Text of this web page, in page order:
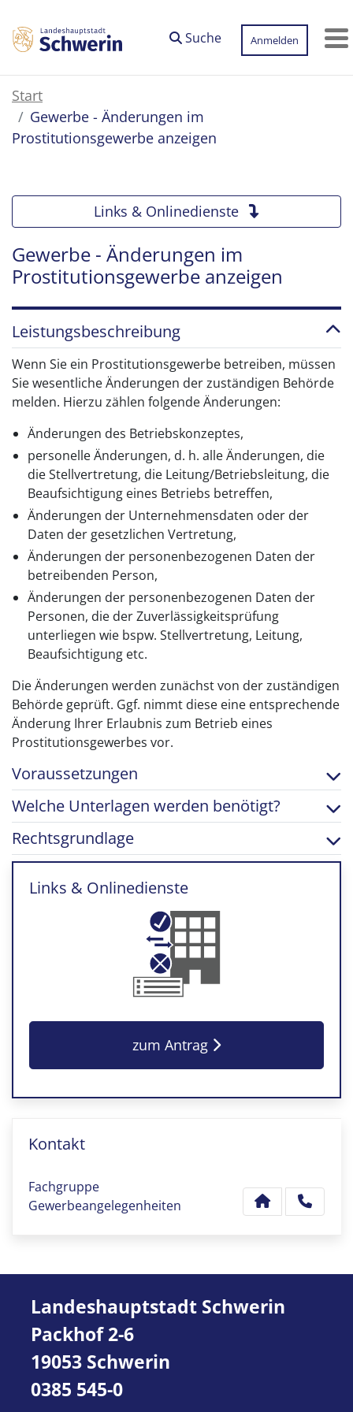
Suche
Anmelden
Start
Gewerbe - Änderungen im
Prostitutionsgewerbe anzeigen
Links & Onlinedienste
Gewerbe - Änderungen im
Prostitutionsgewerbe anzeigen
Leistungsbeschreibung
Wenn Sie ein Prostitutionsgewerbe betreiben, müssen
Sie wesentliche Änderungen der zuständigen Behörde
melden. Hierzu zählen folgende Änderungen:
Änderungen des Betriebskonzeptes,
personelle Änderungen, d. h. alle Änderungen, die
die Stellvertretung, die Leitung/Betriebsleitung, die
Beaufsichtigung eines Betriebs betreffen,
Änderungen der Unternehmensdaten oder der
Daten der gesetzlichen Vertretung,
Änderungen der personenbezogenen Daten der
betreibenden Person,
Änderungen der personenbezogenen Daten der
Personen, die der Zuverlässigkeitsprüfung
unterliegen wie bspw. Stellvertretung, Leitung,
Beaufsichtigung etc.
Die Änderungen werden zunächst von der zuständigen
Behörde geprüft. Ggf. nimmt diese eine entsprechende
Änderung Ihrer Erlaubnis zum Betrieb eines
Prostitutionsgewerbes vor.
Voraussetzungen
Welche Unterlagen werden benötigt?
Rechtsgrundlage
Links & Onlinedienste
zum Antrag
Kontakt
Fachgruppe
Gewerbeangelegenheiten
Landeshauptstadt Schwerin
Packhof 2-6
19053 Schwerin
0385 545-0